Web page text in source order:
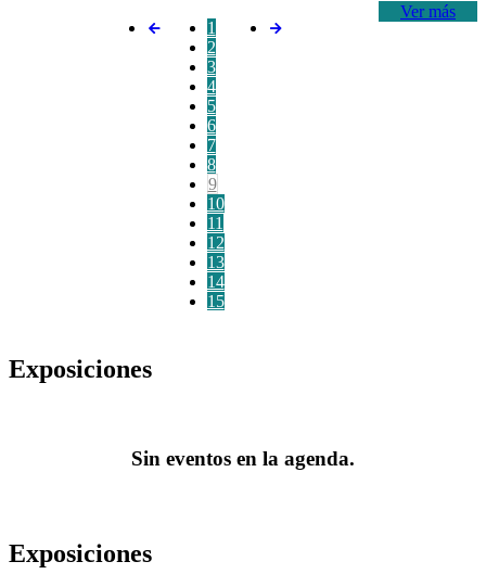
Ver más
1
2
3
4
5
6
7
8
9
10
11
12
13
14
15
Exposiciones
Sin eventos en la agenda.
Exposiciones